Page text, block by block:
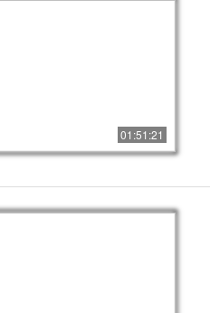
01:51:21